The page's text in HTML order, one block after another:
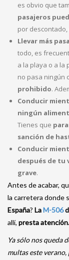
es obvio que
pasajeros
por
Llevar más
todo, es
a la playa o a la
no pasa ningún
prohibido.
Conducir
ningún
Tienes que
sanción de
Conducir
después de tu
grave.
Antes de acabar,
la carretera donde
España? LaM-506
allí, presta atención.
Ya sólo nos queda
multas este